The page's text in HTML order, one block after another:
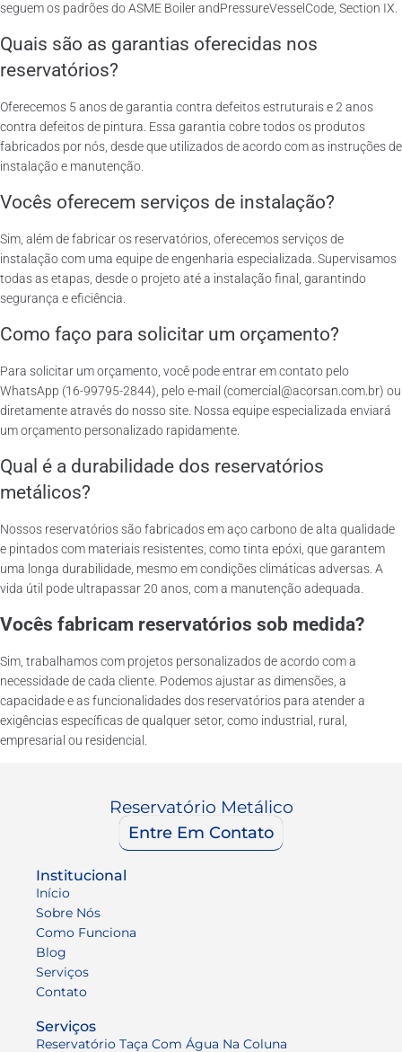
seguem os padrões do ASME Boiler andPressureVesselCode, Section IX.
Quais são as garantias oferecidas nos
reservatórios?
Oferecemos 5 anos de garantia contra defeitos estruturais e 2 anos
contra defeitos de pintura. Essa garantia cobre todos os produtos
fabricados por nós, desde que utilizados de acordo com as instruções de
instalação e manutenção.
Vocês oferecem serviços de instalação?
Sim, além de fabricar os reservatórios, oferecemos serviços de
instalação com uma equipe de engenharia especializada. Supervisamos
todas as etapas, desde o projeto até a instalação final, garantindo
segurança e eficiência.
Como faço para solicitar um orçamento?
Para solicitar um orçamento, você pode entrar em contato pelo
WhatsApp (16-99795-2844), pelo e-mail (comercial@acorsan.com.br) ou
diretamente através do nosso site. Nossa equipe especializada enviará
um orçamento personalizado rapidamente.
Qual é a durabilidade dos reservatórios
metálicos?
Nossos reservatórios são fabricados em aço carbono de alta qualidade
e pintados com materiais resistentes, como tinta epóxi, que garantem
uma longa durabilidade, mesmo em condições climáticas adversas. A
vida útil pode ultrapassar 20 anos, com a manutenção adequada.
Vocês fabricam reservatórios sob medida?
Sim, trabalhamos com projetos personalizados de acordo com a
necessidade de cada cliente. Podemos ajustar as dimensões, a
capacidade e as funcionalidades dos reservatórios para atender a
exigências específicas de qualquer setor, como industrial, rural,
empresarial ou residencial.
Reservatório Metálico
Entre Em Contato
Institucional
Início
Sobre Nós
Como Funciona
Blog
Serviços
Contato
Serviços
Reservatório Taça Com Água Na Coluna